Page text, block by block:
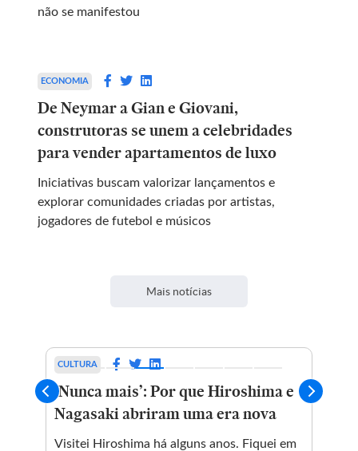
não se manifestou
ECONOMIA
De Neymar a Gian e Giovani,
construtoras se unem a celebridades
para vender apartamentos de luxo
Iniciativas buscam valorizar lançamentos e
explorar comunidades criadas por artistas,
jogadores de futebol e músicos
Mais notícias
CULTURA
‘Nunca mais’: Por que Hiroshima e
Nagasaki abriram uma era nova
Visitei Hiroshima há alguns anos. Fiquei em